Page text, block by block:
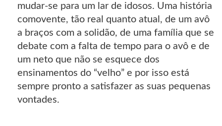
mudar-se para um lar de idosos. Uma história
comovente, tão real quanto atual, de um avô
a braços com a solidão, de uma família que se
debate com a falta de tempo para o avô e de
um neto que não se esquece dos
ensinamentos do “velho” e por isso está
sempre pronto a satisfazer as suas pequenas
vontades.